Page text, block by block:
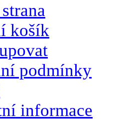
košík
podmínky
informace